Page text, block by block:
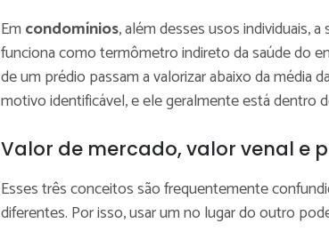
Em condomínios, além desses usos individuais,
funciona como termômetro indireto da saúde do
de um prédio passam a valorizar abaixo da média
motivo identificável, e ele geralmente está dentro
Valor de mercado, valor venal e
Esses três conceitos são frequentemente
diferentes. Por isso, usar um no lugar do outro